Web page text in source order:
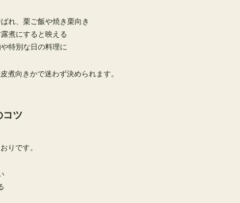
れ、栗ご飯や焼き栗向き
煮にすると映える
特別な日の料理に
煮向きかで迷わず決められます。
コツ
りです。